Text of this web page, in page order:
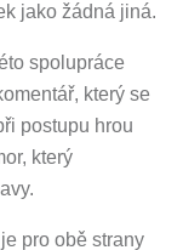
jako žádná jiná.
spolupráce
který se
postupu hrou
který
pro obě strany